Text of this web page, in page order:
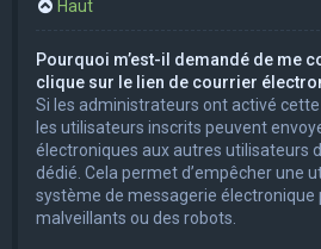
Haut
Pourquoi m’est-il demandé de me
clique sur le lien de courrier
Si les administrateurs ont activé
les utilisateurs inscrits peuvent
électroniques aux autres utilisateurs
dédié. Cela permet d’empêcher une
système de messagerie électronique
malveillants ou des robots.